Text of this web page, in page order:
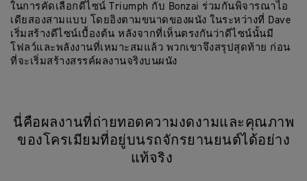
ในการคัดเลือกดีไซน์ Triumph กับ Bonzai ร่วมกันพิจารณาไอ
เดียสองสามแบบ โดยอิงตามขนาดของผนัง ในระหว่างที่ Dave
เริ่มสร้างดีไซน์เบื้องต้น หลังจากที่เห็นตรงกันว่าดีไซน์นั้นมี
โฟลว์และพลังงานที่เหมาะสมแล้ว พวกเขาจึงสรุปสุดท้าย ก่อน
ที่จะเริ่มสร้างสรรค์ผลงานจริงบนผนัง
นี่คือผลงานที่ถ่ายทอดความงดงามและคุณภาพ
ของโครเมียมที่อยู่บนรถจักรยานยนต์ได้อย่าง
แท้จริง